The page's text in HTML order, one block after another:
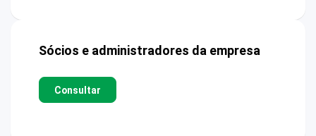
Sócios e administradores da empresa
Consultar